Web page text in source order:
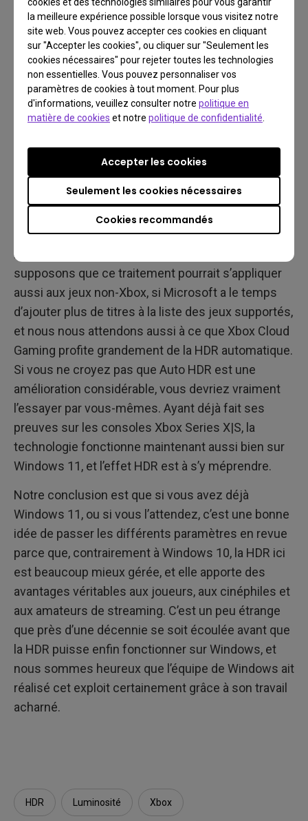
la meilleure expérience possible lorsque vous visitez notre
site web. Vous pouvez accepter ces cookies en cliquant
sur "Accepter les cookies", ou cliquer sur "Seulement les
cookies nécessaires" pour rejeter toutes les technologies
non essentielles. Vous pouvez personnaliser vos
paramètres de cookies à tout moment. Pour plus
d'informations, veuillez consulter notre politique en
matière de cookies et notre politique de confidentialité
Cookies recommandés
Seulement les cookies nécessaires
Accepter les cookies
Auto HDR
Microsoft a importé sa technologie Auto HDR des
consoles Xbox Series X|S, et elle se retrouve
maintenant dans Windows 11. Tout jeu PC Xbox
sur Windows 11 qui ne supporte pas nativement la
technologie Auto HDR, qui simule de façon très
convaincante la technologie HDR. Ceci devrait être
familier pour tout utilisateur d’une console Xbox
Series X|S, alors que les jeux de la Xbox originale et
de la Xbox 360, ainsi que les jeux non-HDR de la
Xbox One reçoivent une amélioration HDR. Nous
supposons que ce traitement pourrait s’appliquer
aussi aux jeux non-Xbox, si Microsoft a le temps
d’ajouter plus de titres à la liste des jeux supportés,
et nous nous attendons aussi à ce que Xbox Cloud
Gaming profite grandement de la HDR automatique.
Si vous ne croyez pas que Auto HDR est une
amélioration considérable, vous devriez vraiment
l’essayer par vous-mêmes. Ayant déjà fait ses
preuves sur les consoles Xbox Series X|S, la
technologie fonctionne maintenant aussi bien sur
Windows 11, et l’effet HDR est à s’y méprendre.
Notre conclusion est que si vous avez déjà
Windows 11, ou si vous l’attendez, c’est une bonne
idée de passer les différents paramètres en revue
parce que, contrairement à Windows 10, la HDR ici
est beaucoup mieux gérée, et elle apporte des
avantages véritables aux joueurs, aux cinéphiles et
aux amateurs de streaming. C’est un peu étrange
que près d’une décennie se soit écoulée avant que
la HDR puisse enfin fonctionner sur Windows, et
nous sommes heureux que l’équipe de Windows ait
réalisé cet exploit certainement grâce à son travail
acharné.
HDR Luminosité Xbox